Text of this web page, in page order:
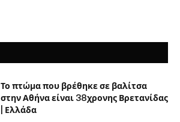
Το πτώμα που βρέθηκε σε βαλίτσα
στην Αθήνα είναι 38χρονης Βρετανίδας
| Ελλάδα